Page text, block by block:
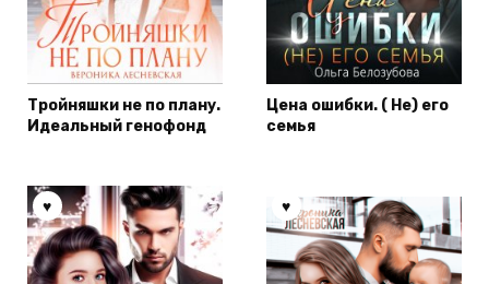
Тройняшки не по плану.
Идеальный генофонд
Цена ошибки. ( Не) его
семья